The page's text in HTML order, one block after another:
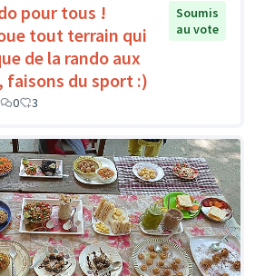
pour tous !
tout terrain qui
de la rando aux
faisons du sport :)
Soumis
au vote
0 3